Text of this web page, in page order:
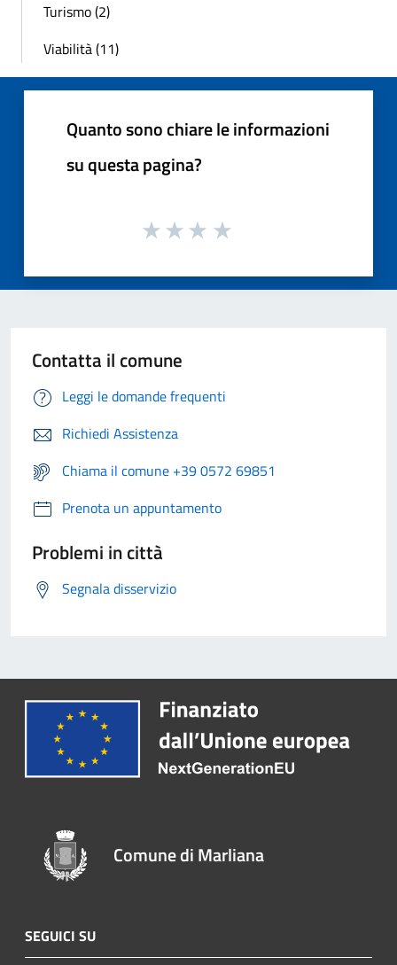
Turismo (2)
Viabilità (11)
Quanto sono chiare le informazioni
su questa pagina?
Contatta il comune
Leggi le domande frequenti
Richiedi Assistenza
Chiama il comune +39 0572 69851
Prenota un appuntamento
Problemi in città
Segnala disservizio
Comune di Marliana
SEGUICI SU